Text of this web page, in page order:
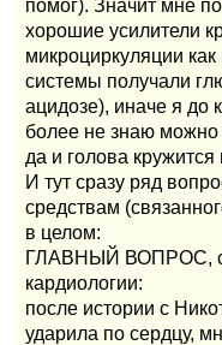
помог). Значит мне
хорошие усилители
микроциркуляции
системы получали
ацидозе), иначе я до
более не знаю можно
да и голова
И тут сразу ряд
средствам
в целом:
ГЛАВНЫЙ ВОПРОС, с
кардиологии:
после истории с
ударила по сердцу,